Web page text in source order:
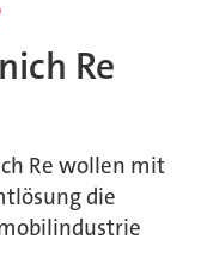
Re
Re wollen mit
die